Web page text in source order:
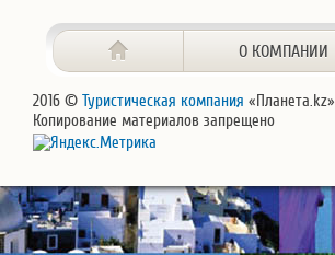
О КОМПАНИИ
2016 © Туристическая компания «Планета.kz»
Копирование материалов запрещено